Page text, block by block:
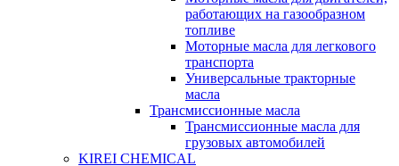
работающих на газообразном
топливе
Моторные масла для легкового
транспорта
Универсальные тракторные
масла
Трансмиссионные масла
Трансмиссионные масла для
грузовых автомобилей
KIREI CHEMICAL